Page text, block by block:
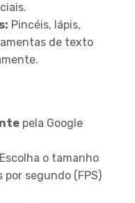
Pincéis, lápis,
de texto
pela Google
Escolha o tamanho
segundo (FPS)